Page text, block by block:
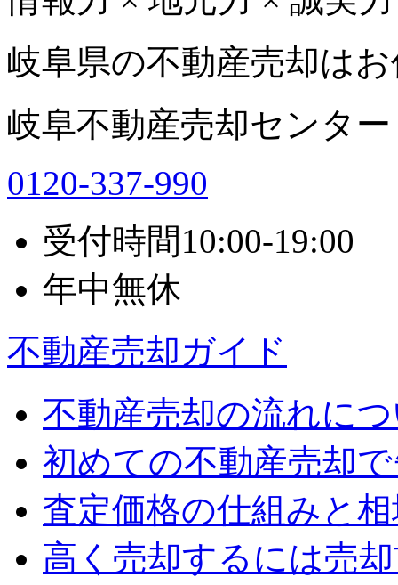
岐阜県の不動産売却は
岐阜不動産売却センター
0120-337-990
受付時間10:00-19:00
年中無休
不動産売却ガイド
不動産売却の流れに
初めての不動産売却
査定価格の仕組みと
高く売却するには売